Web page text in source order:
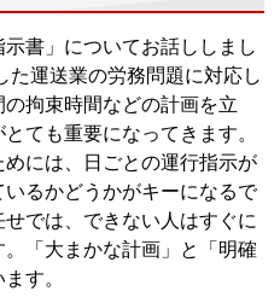
書」についてお話ししまし
た運送業の労務問題に対応し
拘束時間などの計画を立
ても重要になってきます。
には、日ごとの運行指示が
るかどうかがキーになるで
では、できない人はすぐに
「大まかな計画」と「明確
す。